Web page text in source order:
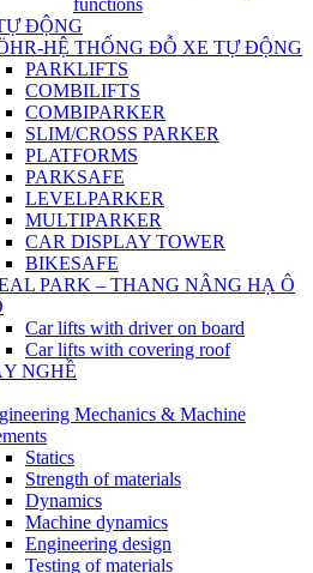
functions
ĐỘNG
HỆ THỐNG ĐỖ XE TỰ ĐỘNG
PARKLIFTS
COMBILIFTS
COMBIPARKER
SLIM/CROSS PARKER
PLATFORMS
PARKSAFE
LEVELPARKER
MULTIPARKER
CAR DISPLAY TOWER
BIKESAFE
PARK – THANG NÂNG HẠ Ô
Car lifts with driver on board
Car lifts with covering roof
NGHỀ
Mechanics & Machine
Statics
Strength of materials
Dynamics
Machine dynamics
Engineering design
Testing of materials